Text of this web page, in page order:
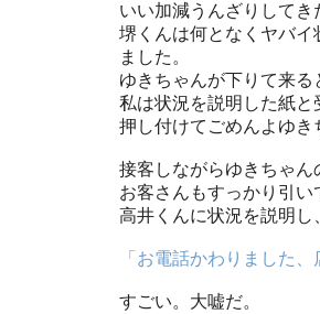
いい加減うんざりして
堺くんは何となくヤバ
ました。
ゆきちゃんが下りて来
私は状況を説明した紙
押し付けてごめんよゆき
接客しながらゆきちゃ
お客さんもすっかり引
高井くんに状況を説明
「お電話かわりました、
すごい。大嘘だ。